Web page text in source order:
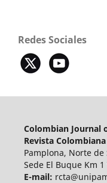
Redes Sociales
Colombian Journal
Revista
Pamplona, Norte
Sede El Buque Km
E-mail: